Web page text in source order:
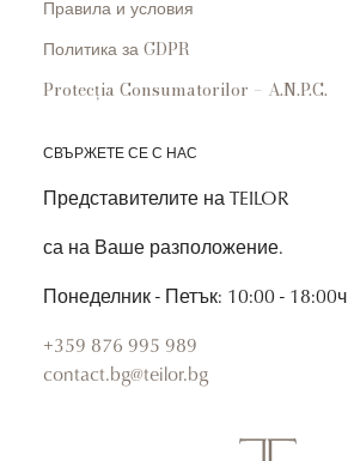
Правила и условия
Политика за GDPR
Protecția Consumatorilor – A.N.P.C.
СВЪРЖЕТЕ СЕ С НАС
Представителите на TEILOR
са на Ваше разположение.
Понеделник - Петък: 10:00 - 18:00ч
+359 876 995 989
contact.bg@teilor.bg